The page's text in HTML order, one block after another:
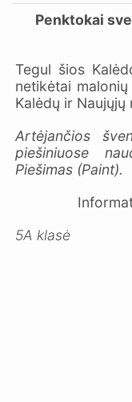
Penktokai
Tegul šios
netikėtai
Kalėdų ir
Artėjančios
piešiniuose
Piešimas (Paint).
5A klasė